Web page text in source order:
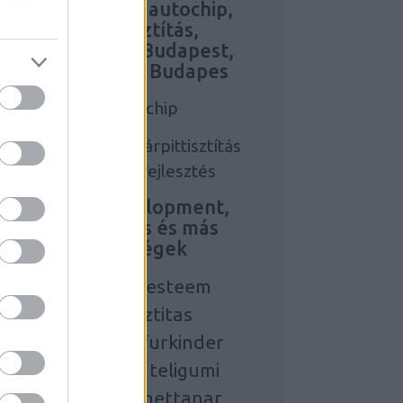
feelwell, Bmw autochip,
szőnyegtisztítás,
kárpittisztítás Budapest,
webfejlesztés Budapes
Bmw autochip
szőnyegtisztítás, kárpittisztítás
budapest
webfejlesztés
Personal development,
kárpittisztítás és más
érdekességek
building self esteem
szonyegtisztitas
englischkursefurkinder
karpittisztitas
teligumi
anyanyelvinemettanar